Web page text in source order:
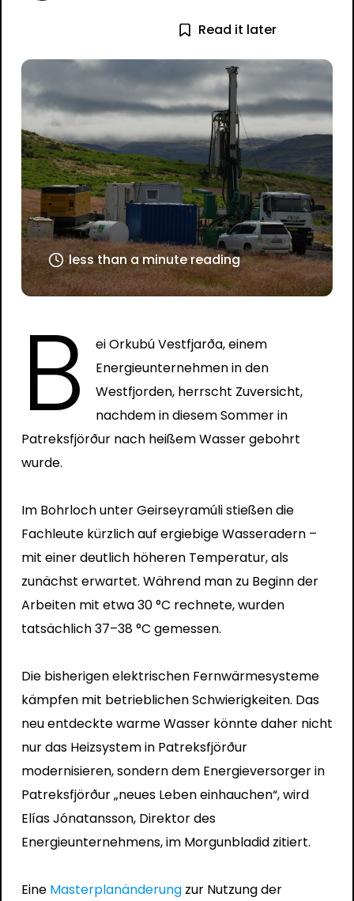
Read it later
less than a minute reading
B
ei Orkubú Vestfjarða, einem
Energieunternehmen in den
Westfjorden, herrscht Zuversicht,
nachdem in diesem Sommer in
Patreksfjörður nach heißem Wasser gebohrt
wurde.
Im Bohrloch unter Geirseyramúli stießen die
Fachleute kürzlich auf ergiebige Wasseradern –
mit einer deutlich höheren Temperatur, als
zunächst erwartet. Während man zu Beginn der
Arbeiten mit etwa 30 °C rechnete, wurden
tatsächlich 37–38 °C gemessen.
Die bisherigen elektrischen Fernwärmesysteme
kämpfen mit betrieblichen Schwierigkeiten. Das
neu entdeckte warme Wasser könnte daher nicht
nur das Heizsystem in Patreksfjörður
modernisieren, sondern dem Energieversorger in
Patreksfjörður „neues Leben einhauchen“, wird
Elías Jónatansson, Direktor des
Energieunternehmens, im Morgunbladid zitiert.
Eine Masterplanänderung zur Nutzung der